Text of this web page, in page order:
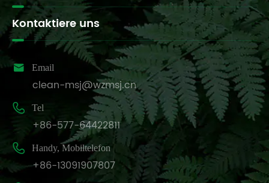
Kontaktiere uns
 Email
clean-msj@wzmsj.cn
 Tel
+86-577-64422811
 Handy, Mobiltelefon
+86-13091907807